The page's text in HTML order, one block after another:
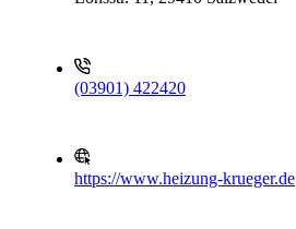
(03901) 422420
https://www.heizung-krueger.de